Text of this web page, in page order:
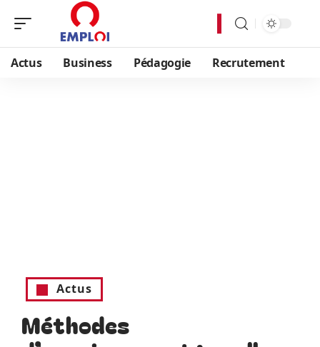
Actus Business Pédagogie Recrutement
Actus
Méthodes